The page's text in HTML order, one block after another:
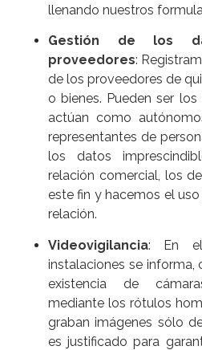
llenando nuestros
Gestión de los
proveedores:
de los proveedores de
o bienes. Pueden ser
actúan como
representantes de
los datos
relación comercial, los
este fin y hacemos el
relación.
Videovigilancia: En el
instalaciones se informa,
existencia de
mediante los rótulos
graban imágenes sólo
es justificado para